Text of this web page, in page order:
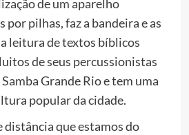
de um aparelho
pilhas, faz a bandeira e as
leitura de textos bíblicos
de seus percussionistas
Grande Rio e tem uma
popular da cidade.
distância que estamos do